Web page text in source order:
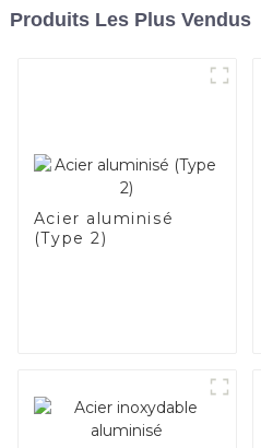
Produits Les Plus Vendus
Acier aluminisé
(Type 2)